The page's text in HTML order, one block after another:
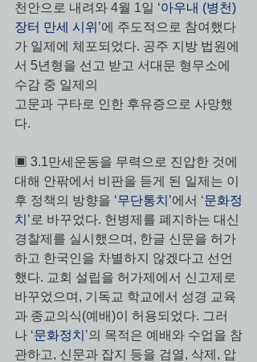
천안으로 내려와 4월 1일 ‘아우내 (병천)
장터 만세 시위 ’에 주도적으로 참여했다
가 일제에 체포되었다. 공주 지방 법원에
서 5년형을 선고 받고 서대문 형무소에
수감 중 일제의
고문과 구타로 인한 후유증으로 사망했
다.
▣ 3.1만세운동을 무력으로 진압한 것에
대해 안팎에서 비판을 듣게 된 일제는 이
후 정책의 방향을 ‘무단통치 ’에서 ‘문화정
치 ’로 바꾸었다. 헌병제를 폐지하는 대신
경찰제를 실시했으며, 한글 신문을 허가
하고 한국인을 차별하지 않겠다고 선언
했다. 교회 설립을 허가제에서 신고제로
바꾸었으며, 기독교 학교에서 성경 교육
과 종교의식(예배)이 허용되었다. 그러
나 ‘문화정치 ’의 목적은 예배와 수업을 참
관하고, 신문과 잡지 등을 검열, 삭제, 압